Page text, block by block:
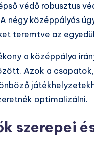
védő robusztus
négy középpályás
teremtve az
a középpálya
Azok a
optimalizálni.
szerepei